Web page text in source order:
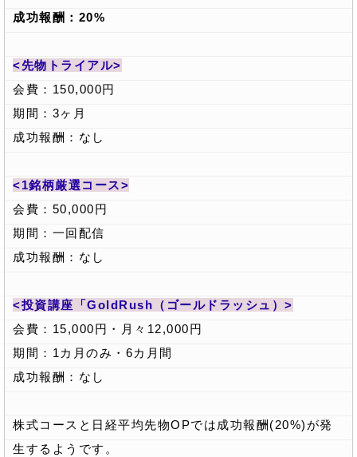
成功報酬：20%
<先物トライアル>
会費：150,000円
期間：3ヶ月
成功報酬：なし
<1銘柄厳選コース>
会費：50,000円
期間：一回配信
成功報酬：なし
<投資講座「GoldRush（ゴールドラッシュ）>
会費：15,000円・月々12,000円
期間：1カ月のみ・6カ月間
成功報酬：なし
株式コースと日経平均先物OPでは成功報酬(20%)が発
生するようです。